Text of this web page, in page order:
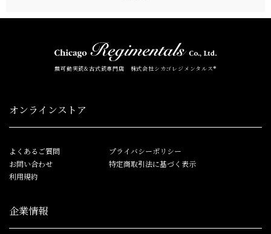
無可動実銃&古式銃専門店 株式会社シカゴレジメンタルス®
オンラインストア
よくあるご質問
お問い合わせ
利用規約
プライバシーポリシー
特定商取引法に基づく表示
企業情報